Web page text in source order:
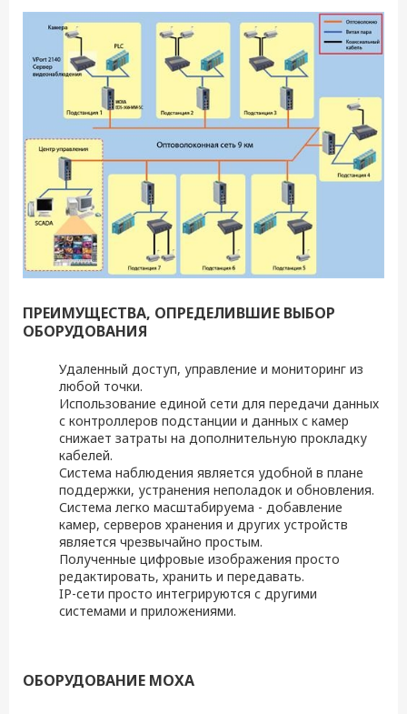
ПРЕИМУЩЕСТВА, ОПРЕДЕЛИВШИЕ ВЫБОР
ОБОРУДОВАНИЯ
Удаленный доступ, управление и мониторинг из
любой точки.
Использование единой сети для передачи данных
с контроллеров подстанции и данных с камер
снижает затраты на дополнительную прокладку
кабелей.
Система наблюдения является удобной в плане
поддержки, устранения неполадок и обновления.
Система легко масштабируема - добавление
камер, серверов хранения и других устройств
является чрезвычайно простым.
Полученные цифровые изображения просто
редактировать, хранить и передавать.
IP-сети просто интегрируются с другими
системами и приложениями.
ОБОРУДОВАНИЕ MOXA